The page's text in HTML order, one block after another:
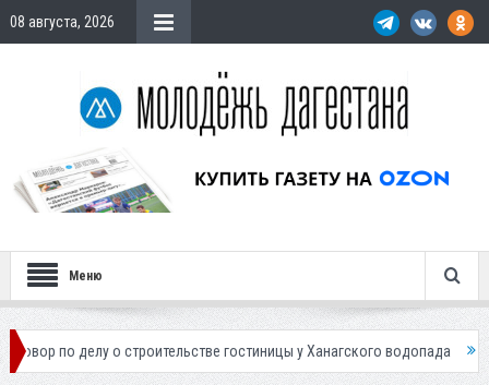
08 августа, 2026
Меню
о строительстве гостиницы у Ханагского водопада Власти